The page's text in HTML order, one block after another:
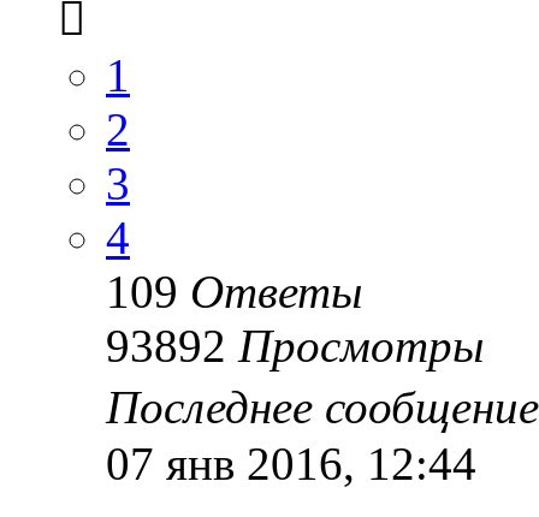
1
2
3
4
109 Ответы
93892 Просмотры
Последнее
07 янв 2016, 12:44